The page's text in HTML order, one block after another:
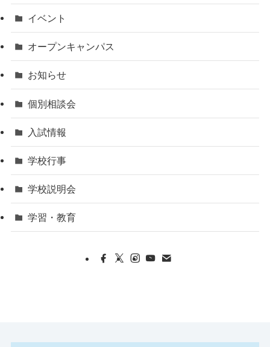
イベント
オープンキャンパス
お知らせ
個別相談会
入試情報
学校行事
学校説明会
学習・教育